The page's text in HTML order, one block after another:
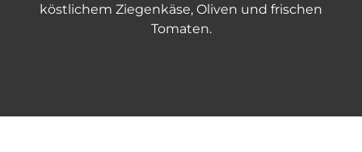
köstlichem Ziegenkäse, Oliven und frischen
Tomaten.